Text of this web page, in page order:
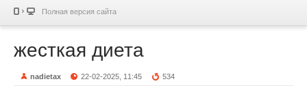
Полная версия сайта
жесткая диета
nadietax 22-02-2025, 11:45 534